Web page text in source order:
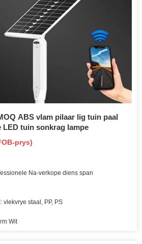
ABS vlam pilaar lig tuin paal
tuin sonkrag lampe
prys)
Na-verkope diens span
vlekvrye staal, PP, PS
Wit